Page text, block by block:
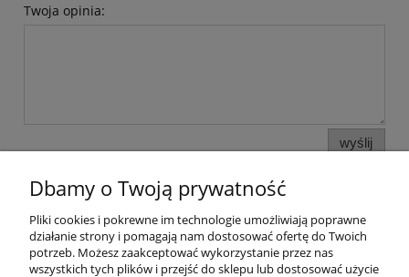
Twoja opinia:
wyślij
Pomoc
Moje konto
Dbamy o Twoją prywatność
Pliki cookies i pokrewne im technologie umożliwiają poprawne
działanie strony i pomagają nam dostosować ofertę do Twoich
potrzeb. Możesz zaakceptować wykorzystanie przez nas
wszystkich tych plików i przejść do sklepu lub dostosować użycie